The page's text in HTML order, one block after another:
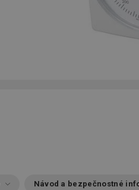
Návod a bezpečnostné